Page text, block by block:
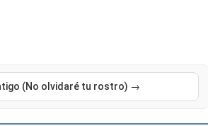
(No olvidaré tu rostro) →